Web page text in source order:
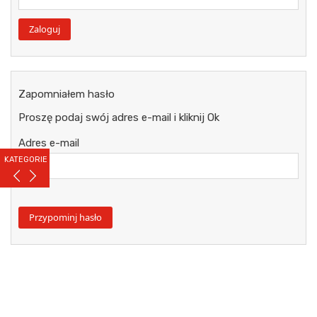
KATEGORIE
Zapomniałem hasło
Proszę podaj swój adres e-mail i kliknij Ok
Adres e-mail